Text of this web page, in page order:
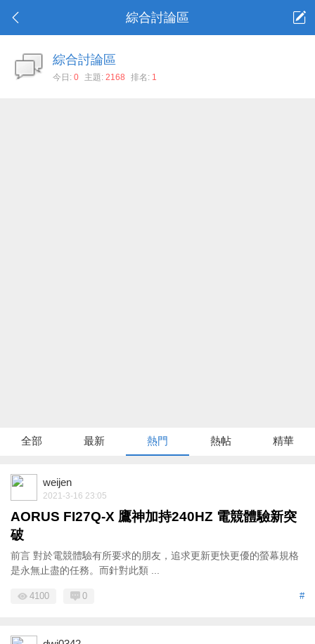
綜合討論區
綜合討論區
今日: 0 主題: 2168 排名: 1
全部 最新 熱門 熱帖 精華
weijen
2021-3-16 23:05
AORUS FI27Q-X 鷹神加持240HZ 電競體驗新突
破
前言 對於電競體驗有所要求的朋友，追求更新更快更優的螢幕規格
是永無止盡的任務。而針對此類 ...
#
4100 0